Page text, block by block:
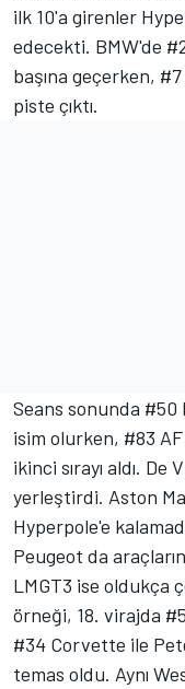
ilk 10'a girenler
edecekti. BMW'de
başına geçerken,
piste çıktı.
Seans sonunda #50
isim olurken, #83
ikinci sırayı aldı. De
yerleştirdi. Aston
Hyperpole'e
Peugeot da
LMGT3 ise oldukça
örneği, 18. virajda
#34 Corvette ile
temas oldu. Aynı